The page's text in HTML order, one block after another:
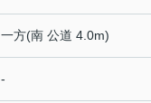
一方(南 公道 4.0m)
-